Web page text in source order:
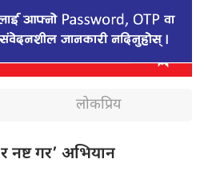
लोकप्रिय
र नष्ट गर’ अभियान